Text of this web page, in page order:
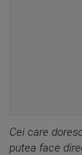
Cei care
putea face